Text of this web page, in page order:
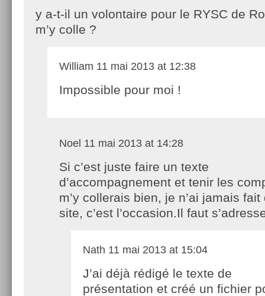
y a-t-il un volontaire pour le RYSC de
m’y colle ?
William 11 mai 2013 at 12:38
Impossible pour moi !
Noel 11 mai 2013 at 14:28
Si c’est juste faire un texte
d’accompagnement et tenir les
m’y collerais bien, je n’ai jamais fait
site, c’est l’occasion.Il faut
Nath 11 mai 2013 at 15:04
J’ai déjà rédigé le texte de
présentation et créé un fichier